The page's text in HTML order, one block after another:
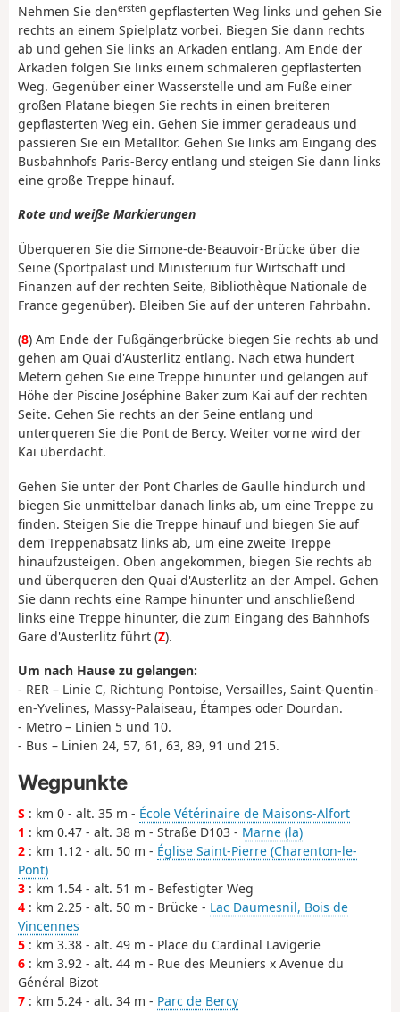
Nehmen Sie denersten gepflasterten Weg links und gehen Sie
rechts an einem Spielplatz vorbei. Biegen Sie dann rechts
ab und gehen Sie links an Arkaden entlang. Am Ende der
Arkaden folgen Sie links einem schmaleren gepflasterten
Weg. Gegenüber einer Wasserstelle und am Fuße einer
großen Platane biegen Sie rechts in einen breiteren
gepflasterten Weg ein. Gehen Sie immer geradeaus und
passieren Sie ein Metalltor. Gehen Sie links am Eingang des
Busbahnhofs Paris-Bercy entlang und steigen Sie dann links
eine große Treppe hinauf.
Rote und weiße Markierungen
Überqueren Sie die Simone-de-Beauvoir-Brücke über die
Seine (Sportpalast und Ministerium für Wirtschaft und
Finanzen auf der rechten Seite, Bibliothèque Nationale de
France gegenüber). Bleiben Sie auf der unteren Fahrbahn.
(8) Am Ende der Fußgängerbrücke biegen Sie rechts ab und
gehen am Quai d'Austerlitz entlang. Nach etwa hundert
Metern gehen Sie eine Treppe hinunter und gelangen auf
Höhe der Piscine Joséphine Baker zum Kai auf der rechten
Seite. Gehen Sie rechts an der Seine entlang und
unterqueren Sie die Pont de Bercy. Weiter vorne wird der
Kai überdacht.
Gehen Sie unter der Pont Charles de Gaulle hindurch und
biegen Sie unmittelbar danach links ab, um eine Treppe zu
finden. Steigen Sie die Treppe hinauf und biegen Sie auf
dem Treppenabsatz links ab, um eine zweite Treppe
hinaufzusteigen. Oben angekommen, biegen Sie rechts ab
und überqueren den Quai d'Austerlitz an der Ampel. Gehen
Sie dann rechts eine Rampe hinunter und anschließend
links eine Treppe hinunter, die zum Eingang des Bahnhofs
Gare d'Austerlitz führt (Z).
Um nach Hause zu gelangen:
- RER – Linie C, Richtung Pontoise, Versailles, Saint-Quentin-
en-Yvelines, Massy-Palaiseau, Étampes oder Dourdan.
- Metro – Linien 5 und 10.
- Bus – Linien 24, 57, 61, 63, 89, 91 und 215.
Wegpunkte
S : km 0 - alt. 35 m - École Vétérinaire de Maisons-Alfort
1 : km 0.47 - alt. 38 m - Straße D103 - Marne (la)
2 : km 1.12 - alt. 50 m - Église Saint-Pierre (Charenton-le-
Pont)
3 : km 1.54 - alt. 51 m - Befestigter Weg
4 : km 2.25 - alt. 50 m - Brücke - Lac Daumesnil, Bois de
Vincennes
5 : km 3.38 - alt. 49 m - Place du Cardinal Lavigerie
6 : km 3.92 - alt. 44 m - Rue des Meuniers x Avenue du
Général Bizot
7 : km 5.24 - alt. 34 m - Parc de Bercy